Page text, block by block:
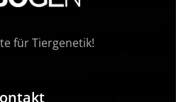
für Tiergenetik!